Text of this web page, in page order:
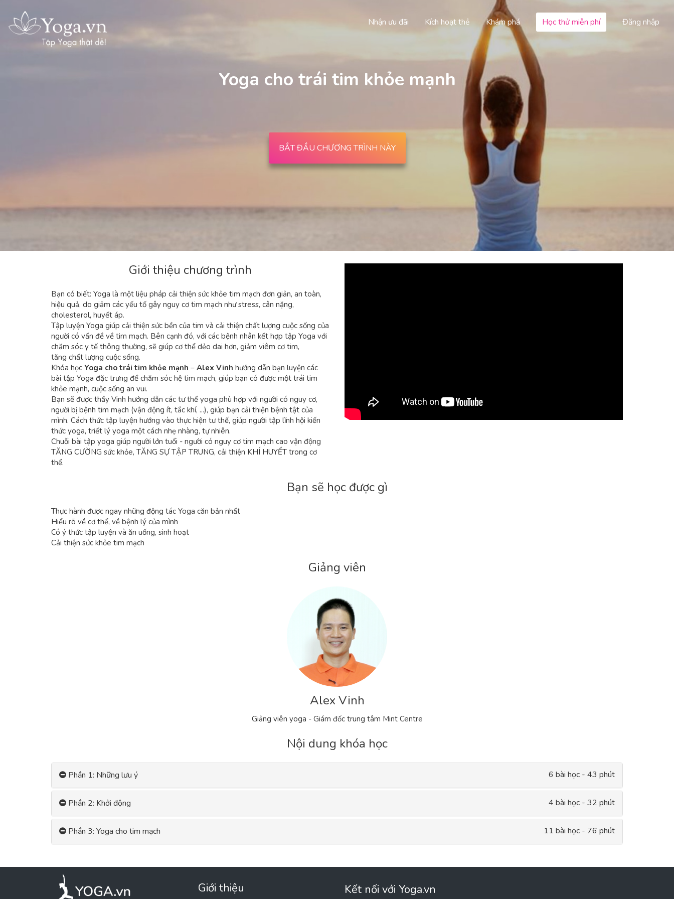
Nhận ưu đãi Kích hoạt thẻ Khám phá Học thử miễn phí Đăng nhập
Yoga cho trái tim khỏe mạnh
BẮT ĐẦU CHƯƠNG TRÌNH NÀY
Giới thiệu chương trình
Bạn có biết: Yoga là một liệu pháp cải thiện sức khỏe tim mạch đơn giản, an toàn,
hiệu quả, do giảm các yếu tố gây nguy cơ tim mạch như stress, cân nặng,
cholesterol, huyết áp.
Tập luyện Yoga giúp cải thiện sức bền của tim và cải thiện chất lượng cuộc sống của
người có vấn đề về tim mạch. Bên cạnh đó, với các bệnh nhân kết hợp tập Yoga với
chăm sóc y tế thông thường, sẽ giúp cơ thể dẻo dai hơn, giảm viêm cơ tim,
tăng chất lượng cuộc sống.
Khóa học Yoga cho trái tim khỏe mạnh – Alex Vinh hướng dẫn bạn luyện các
bài tập Yoga đặc trưng để chăm sóc hệ tim mạch, giúp bạn có được một trái tim
khỏe mạnh, cuộc sống an vui.
Bạn sẽ được thầy Vinh hướng dẫn các tư thế yoga phù hợp với người có nguy cơ,
người bị bệnh tim mạch (vận động ít, tắc khí, ...), giúp bạn cải thiện bệnh tật của
mình. Cách thức tập luyện hướng vào thực hiện tư thế, giúp người tập lĩnh hội kiến
thức yoga, triết lý yoga một cách nhẹ nhàng, tự nhiên.
Chuỗi bài tập yoga giúp người lớn tuổi - người có nguy cơ tim mạch cao vận động
TĂNG CƯỜNG sức khỏe, TĂNG SỰ TẬP TRUNG, cải thiện KHÍ HUYẾT trong cơ
thể.
Bạn sẽ học được gì
Thực hành được ngay những động tác Yoga căn bản nhất
Hiểu rõ về cơ thể, về bệnh lý của mình
Có ý thức tập luyện và ăn uống, sinh hoạt
Cải thiện sức khỏe tim mạch
Giảng viên
Alex Vinh
Giảng viên yoga - Giám đốc trung tâm Mint Centre
Nội dung khóa học
Phần 1: Những lưu ý 6 bài học - 43 phút
Phần 2: Khởi động 4 bài học - 32 phút
Phần 3: Yoga cho tim mạch 11 bài học - 76 phút
Giới thiệu Kết nối với Yoga.vn